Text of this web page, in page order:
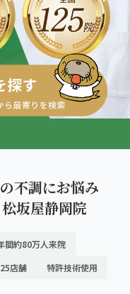
ダを。
不調にお悩み
坂屋静岡院
間約80万人来院
店舗 特許技術使用